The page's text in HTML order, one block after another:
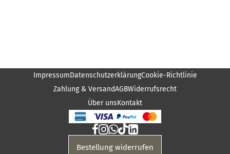
ImpressumDatenschutzerklärungCookie-Richtlinie
Zahlung & VersandAGBWiderrufsrecht
Über unsKontakt
Bestellung widerrufen